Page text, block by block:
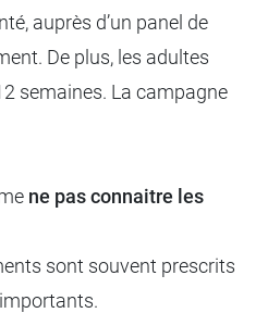
auprès d’un panel de
De plus, les adultes
semaines. La campagne
ne pas connaitre les
sont souvent prescrits